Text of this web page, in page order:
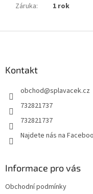
Záruka: 1 rok
Kontakt
obchod@splavacek.cz
732821737
732821737
Najdete nás na
Informace pro vás
Obchodní podmínky